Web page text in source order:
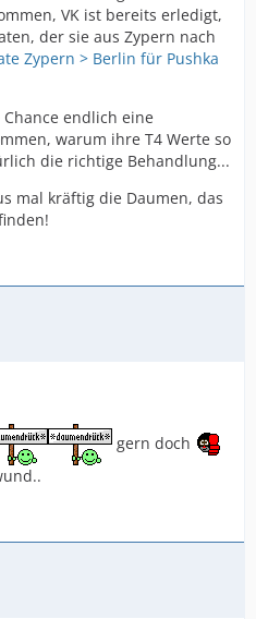
VK ist bereits erledigt,
der sie aus Zypern nach
Zypern > Berlin für Pushka
endlich eine
warum ihre T4 Werte so
die richtige Behandlung...
mal kräftig die Daumen, das
gern doch